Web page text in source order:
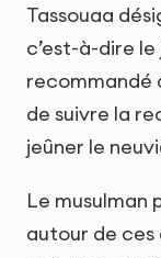
Tassouaa
c’est-à-dire
recommandé
de suivre la
jeûner le
Le musulman
autour de ces